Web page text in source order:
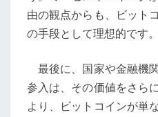
由の観点からも、ビット
の手段として理想的です。
最後に、国家や金融機
参入は、その価値をさら
より、ビットコインが単